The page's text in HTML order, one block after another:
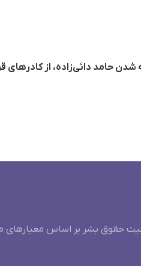
شدن حامد دائی‌زاده، از کادرهای
حقوق بشر بر اساس معیارهای